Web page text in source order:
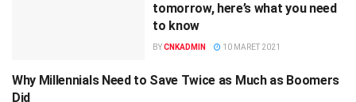
tomorrow, here’s what you need
to know
BYCNKADMIN 10 MARET 2021
INTERNASIONAL
Why Millennials Need to Save Twice as Much as Boomers
Did